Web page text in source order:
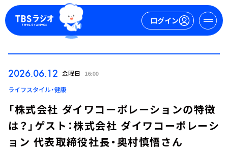
ログイン
ログイン
2026.06.12 金曜日 16:00
ライフスタイル・健康
「株式会社 ダイワコーポレーションの特徴
は？」ゲスト：株式会社 ダイワコーポレーシ
ョン 代表取締役社⻑・奥村慎悟さん